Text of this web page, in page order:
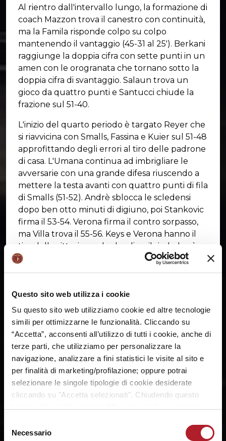
Questo sito web utilizza i cookie
Su questo sito web utilizziamo cookie ed altre tecnologie
simili per ottimizzarne le funzionalità. Cliccando su
“Accetta”, acconsenti all’utilizzo di tutti i cookie, anche di
terze parti, che utilizziamo per personalizzare la
navigazione, analizzare a fini statistici le visite al sito e
per finalità di marketing/profilazione; oppure potrai
selezionare le singole tipologie di cookie desiderate
cliccando su "Accetta selezionati". Chiudendo questo
fruizione del sito. Potrai modificare le tue preferenze in
delNecessario
Al rientro dall'intervallo lungo, la formazione di
coach Mazzon trova il canestro con continuità,
ma la Famila risponde colpo su colpo
mantenendo il vantaggio (45-31 al 25'). Berkani
raggiunge la doppia cifra con sette punti in un
amen con le orogranata che tornano sotto la
doppia cifra di svantaggio. Salaun trova un
gioco da quattro punti e Santucci chiude la
frazione sul 51-40.
L'inizio del quarto periodo è targato Reyer che
si riavvicina con Smalls, Fassina e Kuier sul 51-48
approfittando degli errori al tiro delle padrone
di casa. L'Umana continua ad imbrigliare le
avversarie con una grande difesa riuscendo a
mettere la testa avanti con quattro punti di fila
di Smalls (51-52). Andrè sblocca le scledensi
dopo ben otto minuti di digiuno, poi Stankovic
firma il 53-54. Verona firma il contro sorpasso,
ma Villa trova il 55-56. Keys e Verona hanno il
tiro della vittoria, ma lo sbaglia e il rimbalzo è
orogranata. L'Umana Reyer sbanca il
Prossimo impegno dell'Umana Reyer sarà la
Palla a due mercoledì 20 novembre alle ore
20.00.